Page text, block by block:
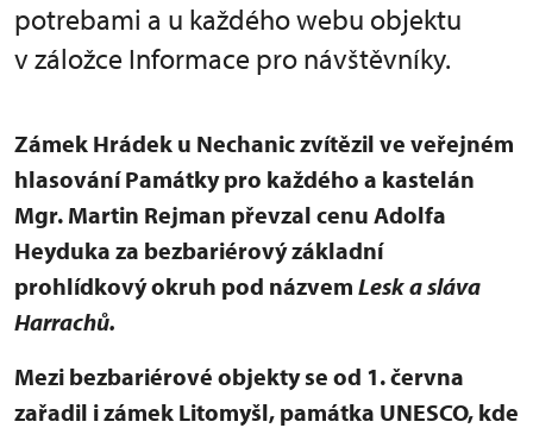
potrebami a u každého webu objektu
v záložce Informace pro návštěvníky.
Zámek Hrádek u Nechanic zvítězil ve veřejném
hlasování Památky pro každého a kastelán
Mgr. Martin Rejman převzal cenu Adolfa
Heyduka za bezbariérový základní
prohlídkový okruh pod názvem Lesk a sláva
Harrachů.
Mezi bezbariérové objekty se od 1. června
zařadil i zámek Litomyšl, památka UNESCO, kde